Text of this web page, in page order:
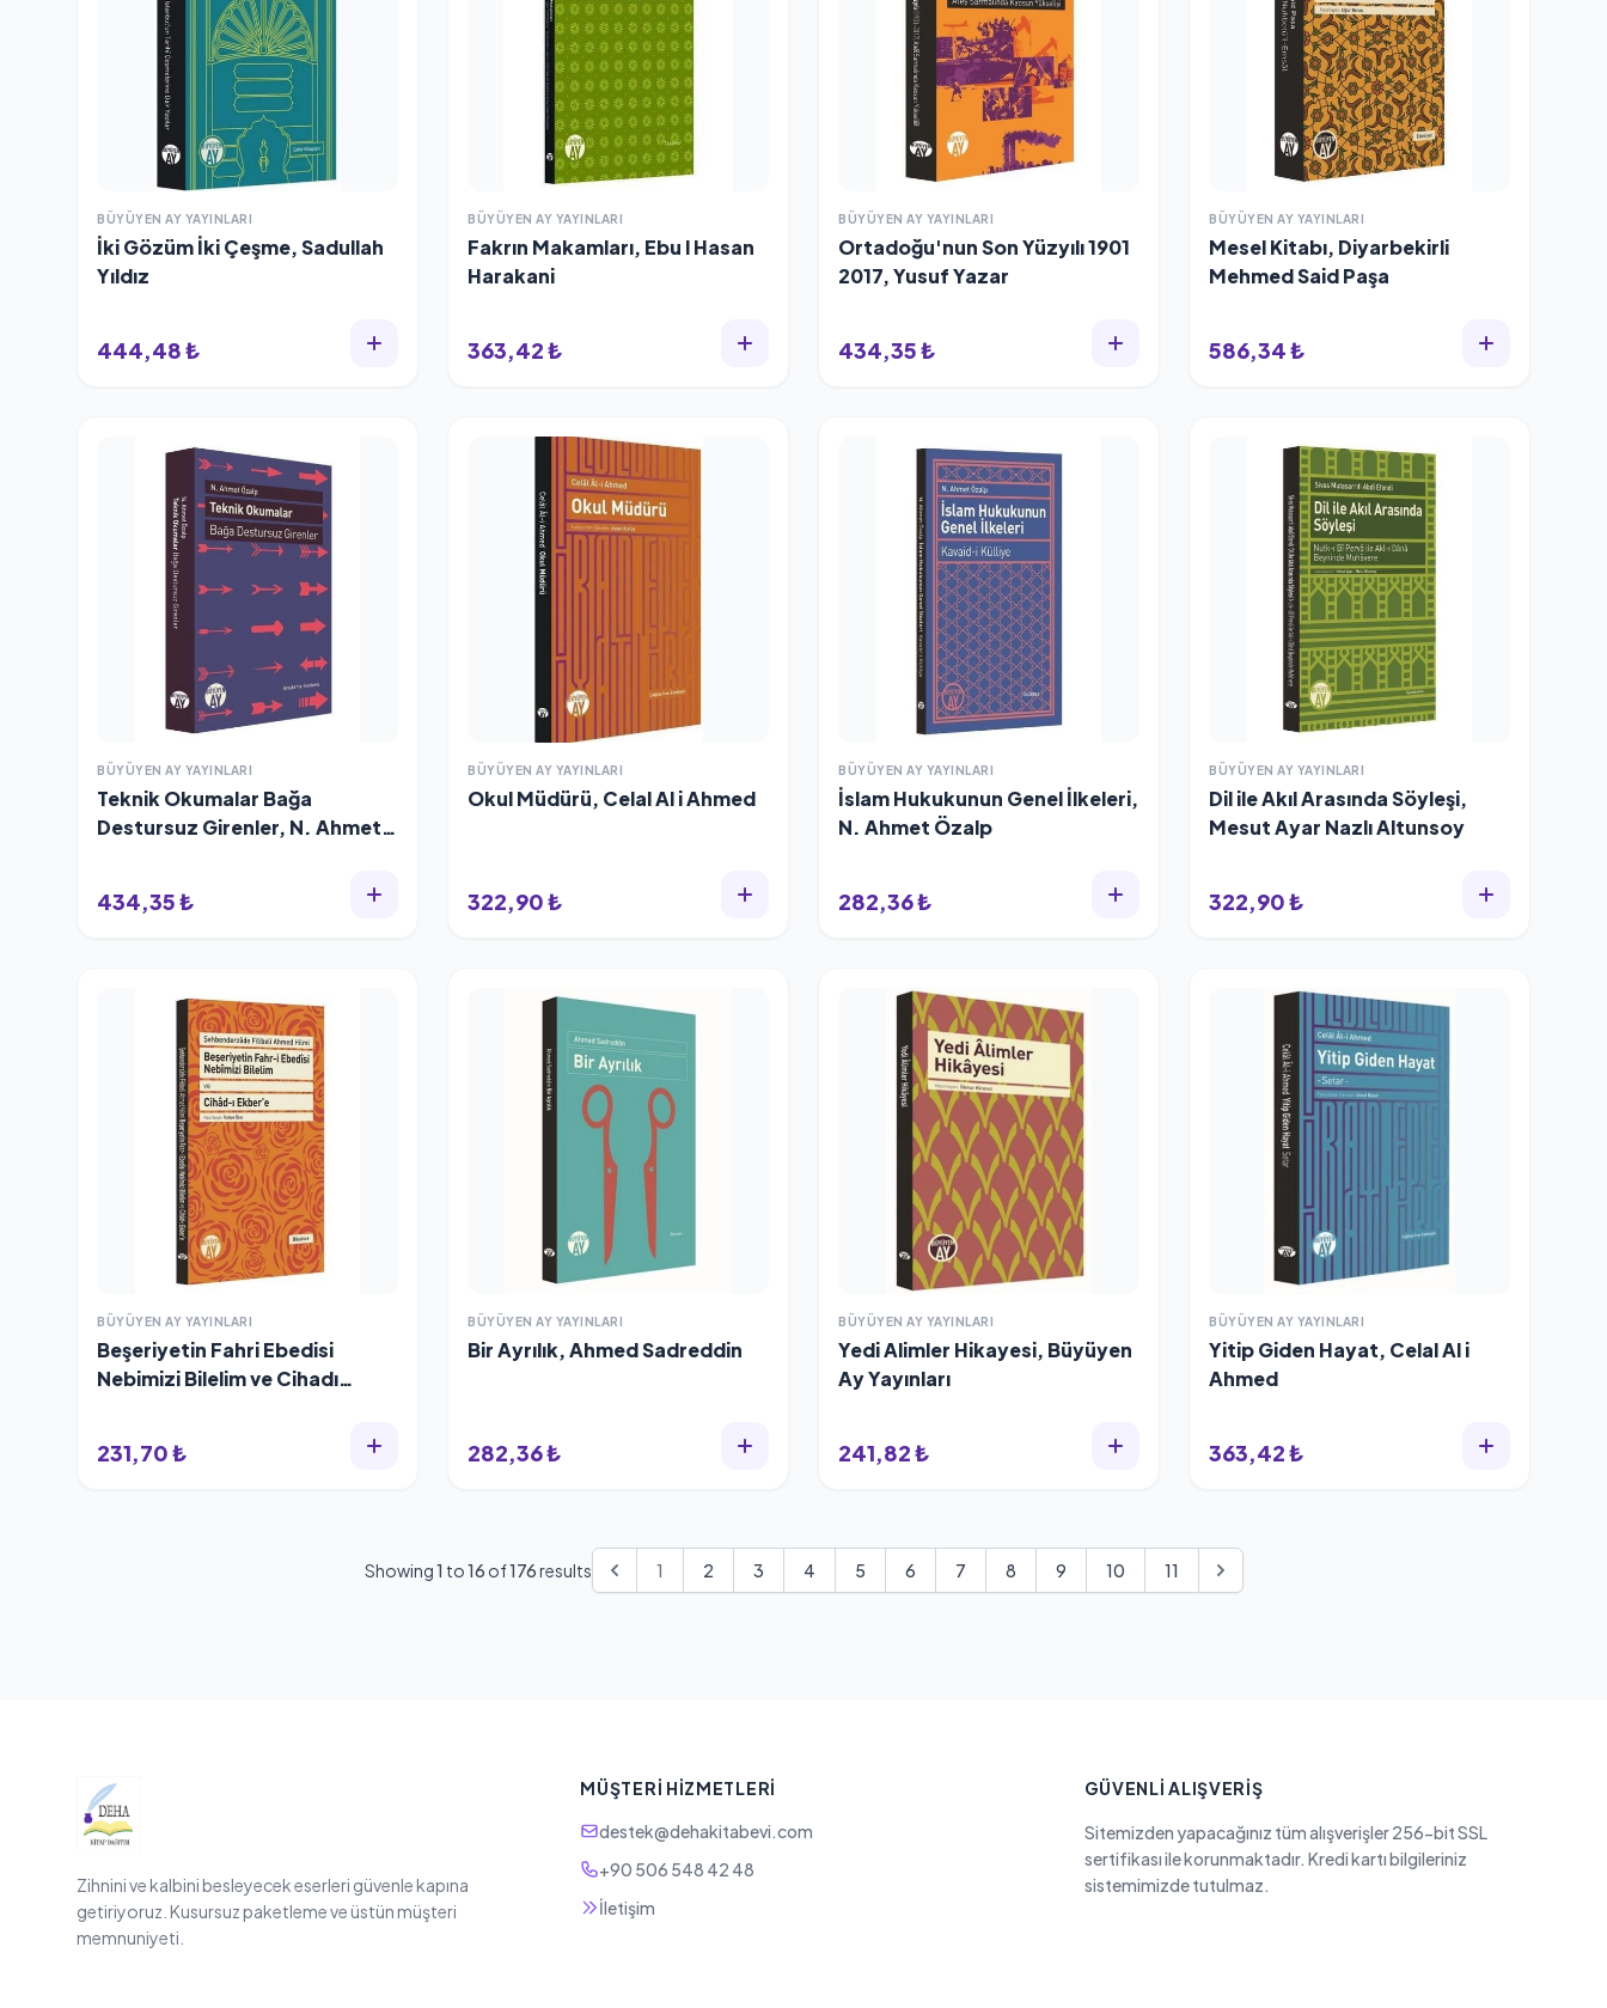
BÜYÜYEN AY YAYINLARI
İki Gözüm İki Çeşme, Sadullah
Yıldız
444,48 ₺
BÜYÜYEN AY YAYINLARI
Fakrın Makamları, Ebu l Hasan
Harakani
363,42 ₺
BÜYÜYEN AY YAYINLARI
Ortadoğu'nun Son Yüzyılı 1901
2017, Yusuf Yazar
434,35 ₺
BÜYÜYEN AY YAYINLARI
Mesel Kitabı, Diyarbekirli
Mehmed Said Paşa
586,34 ₺
BÜYÜYEN AY YAYINLARI
Teknik Okumalar Bağa
Destursuz Girenler, N. Ahmet
434,35 ₺
BÜYÜYEN AY YAYINLARI
Okul Müdürü, Celal Al i Ahmed
322,90 ₺
BÜYÜYEN AY YAYINLARI
İslam Hukukunun Genel İlkeleri,
N. Ahmet Özalp
282,36 ₺
BÜYÜYEN AY YAYINLARI
Dil ile Akıl Arasında Söyleşi,
Mesut Ayar Nazlı Altunsoy
322,90 ₺
BÜYÜYEN AY YAYINLARI
Beşeriyetin Fahri Ebedisi
Nebimizi Bilelim ve Cihadı
231,70 ₺
BÜYÜYEN AY YAYINLARI
Bir Ayrılık, Ahmed Sadreddin
282,36 ₺
BÜYÜYEN AY YAYINLARI
Yedi Alimler Hikayesi, Büyüyen
Ay Yayınları
241,82 ₺
BÜYÜYEN AY YAYINLARI
Yitip Giden Hayat, Celal Al i
Ahmed
363,42 ₺
Showing1 to16 of176results 1 2 3 4 5 6 7 8 9 10 11
Zihnini ve kalbini besleyecek eserleri güvenle kapına
getiriyoruz. Kusursuz paketleme ve üstün müşteri
memnuniyeti.
MÜŞTERI HIZMETLERI
destek@dehakitabevi.com
+90 506 548 42 48
İletişim
GÜVENLI ALIŞVERIŞ
Sitemizden yapacağınız tüm alışverişler 256-bit SSL
sertifikası ile korunmaktadır. Kredi kartı bilgileriniz
sistemimizde tutulmaz.